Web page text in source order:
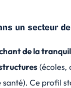
un secteur
de la
(écoles,
santé). Ce profil